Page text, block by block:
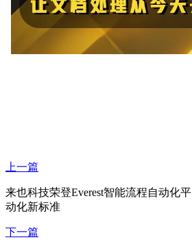
上一篇
来也科技荣登Everest智能流程自动化
动化新标准
下一篇